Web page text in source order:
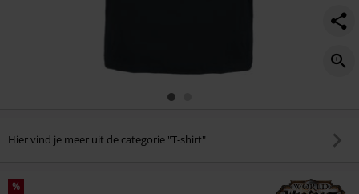
Hier vind je meer uit de categorie "T-shirt"
%